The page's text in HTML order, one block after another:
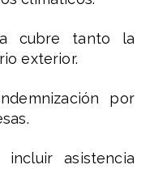
cubre tanto la
exterior.
por
asistencia